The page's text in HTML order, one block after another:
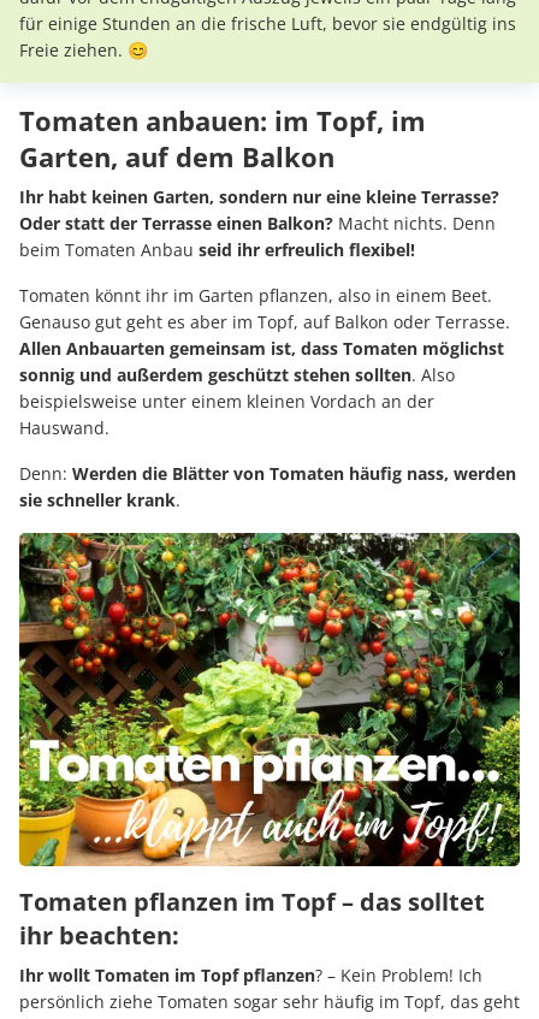
für einige Stunden an die frische Luft, bevor sie endgültig ins
Freie ziehen. 😊
Tomaten anbauen: im Topf, im
Garten, auf dem Balkon
Ihr habt keinen Garten, sondern nur eine kleine Terrasse?
Oder statt der Terrasse einen Balkon? Macht nichts. Denn
beim Tomaten Anbau seid ihr erfreulich flexibel!
Tomaten könnt ihr im Garten pflanzen, also in einem Beet.
Genauso gut geht es aber im Topf, auf Balkon oder Terrasse.
Allen Anbauarten gemeinsam ist, dass Tomaten möglichst
sonnig und außerdem geschützt stehen sollten. Also
beispielsweise unter einem kleinen Vordach an der
Hauswand.
Denn: Werden die Blätter von Tomaten häufig nass, werden
sie schneller krank.
Tomaten pflanzen im Topf – das solltet
ihr beachten:
Ihr wollt Tomaten im Topf pflanzen? – Kein Problem! Ich
persönlich ziehe Tomaten sogar sehr häufig im Topf, das geht